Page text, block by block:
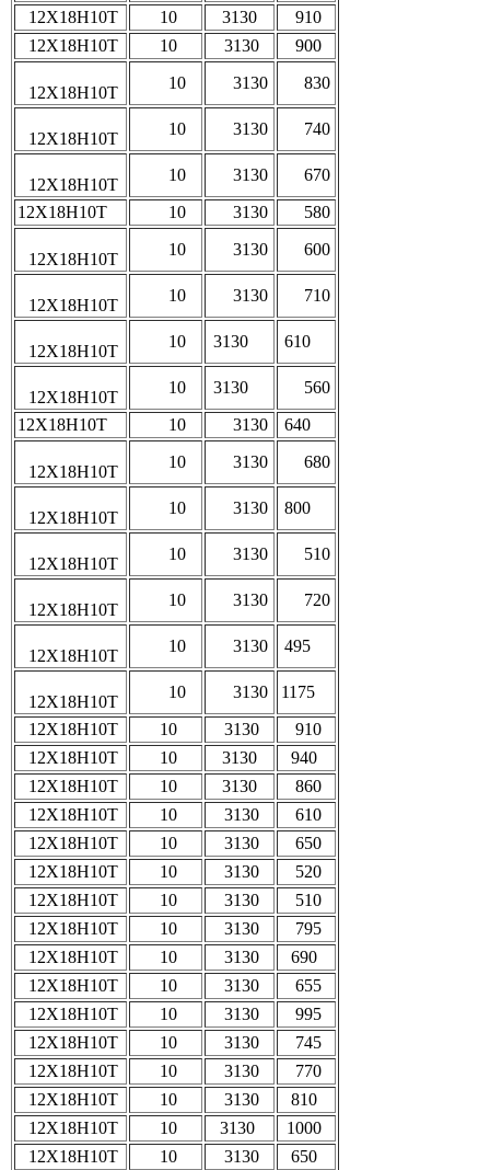
12Х18Н10Т
10 3130
910
12Х18Н10Т
10 3130 900
12Х18Н10Т
10 3130 830
12Х18Н10Т
10 3130 740
12Х18Н10Т
10 3130
670
12Х18Н10Т
10 3130 580
12Х18Н10Т
10 3130 600
12Х18Н10Т
10 3130 710
12Х18Н10Т
10 3130 610
12Х18Н10Т
10 3130
560
12Х18Н10Т
10 3130 640
12Х18Н10Т
10 3130 680
12Х18Н10Т
10 3130 800
12Х18Н10Т
10 3130 510
12Х18Н10Т
10 3130 720
12Х18Н10Т
10 3130 495
12Х18Н10Т
10 3130
1175
12Х18Н10Т
10 3130
910
12Х18Н10Т
10 3130
940
12Х18Н10Т
10 3130
860
12Х18Н10Т
10 3130
610
12Х18Н10Т
10 3130
650
12Х18Н10Т
10 3130
520
12Х18Н10Т
10 3130
510
12Х18Н10Т
10 3130
795
12Х18Н10Т
10 3130
690
12Х18Н10Т
10 3130
655
12Х18Н10Т
10 3130
995
12Х18Н10Т
10 3130
745
12Х18Н10Т
10 3130
770
12Х18Н10Т
10 3130
810
12Х18Н10Т
10 3130
1000
12Х18Н10Т
10 3130
650